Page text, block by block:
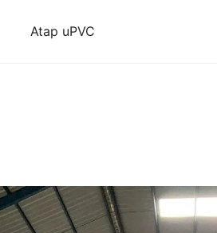
Atap uPVC